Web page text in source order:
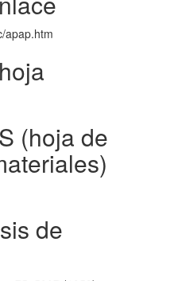
apap.htm
(hoja de
de